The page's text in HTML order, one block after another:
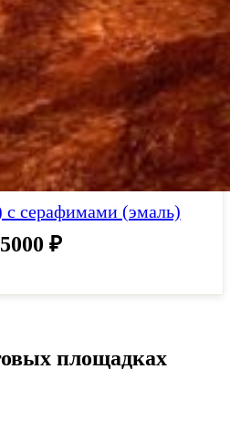
с серафимами (эмаль)
₽
площадках